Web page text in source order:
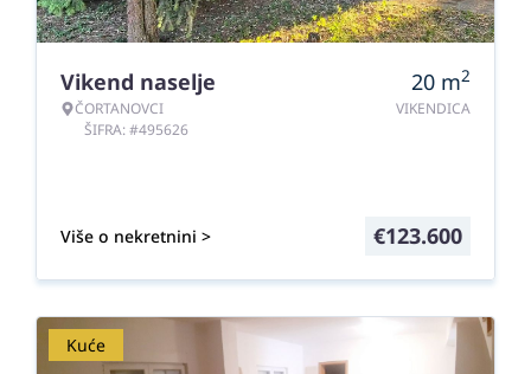
Vikend naselje
ČORTANOVCI
ŠIFRA: #495626
20 m2
VIKENDICA
Više o nekretnini > €123.600
Kuće